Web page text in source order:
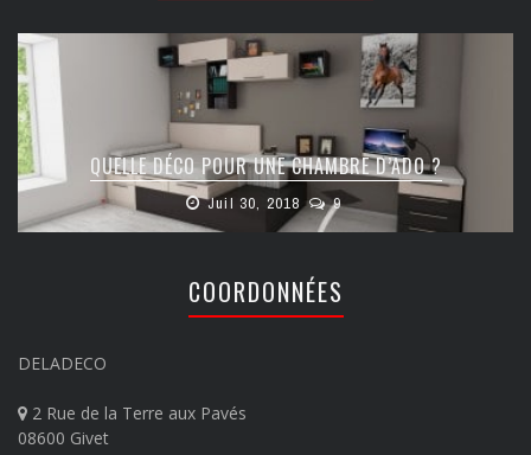
QUELLE DÉCO POUR UNE CHAMBRE D’ADO ?
Juil 30, 2018 9
COORDONNÉES
DELADECO
2 Rue de la Terre aux Pavés
08600 Givet